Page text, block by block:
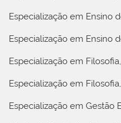
Especialização em Ensino
Especialização em Ensino
Especialização em
Especialização em
Especialização em Gestão